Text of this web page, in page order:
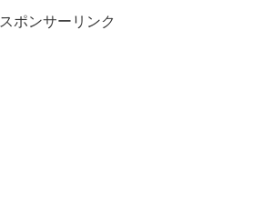
スポンサーリンク